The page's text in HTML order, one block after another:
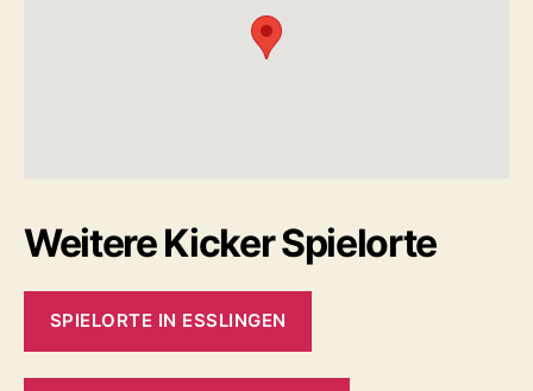
Weitere Kicker Spielorte
SPIELORTE IN ESSLINGEN